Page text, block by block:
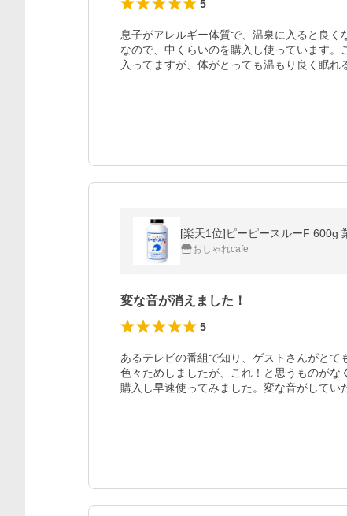
5
息子がアレルギー体質で、温泉に入ると良
なので、中くらいのを購入し使っています
おしゃれcafe
変な音が消えました！
5
あるテレビの番組で知り、ゲストさんがと
色々ためしましたが、これ！と思うものがな
購入し早速使ってみました。変な音がしてい